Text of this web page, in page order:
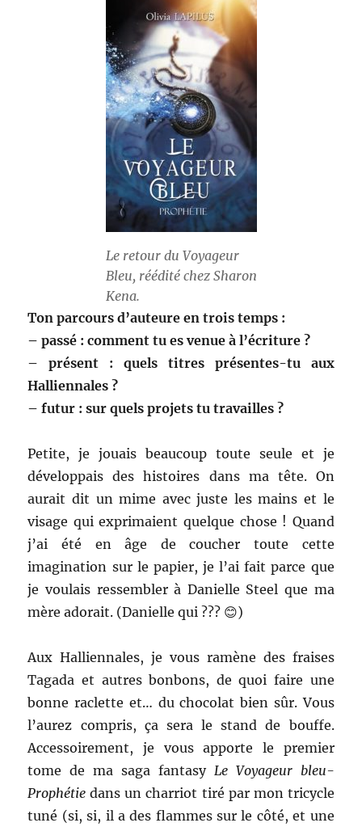
Le retour du Voyageur
Bleu, réédité chez Sharon
Kena.
Ton parcours d’auteure en trois temps :
– passé : comment tu es venue à l’écriture ?
– présent : quels titres présentes-tu aux
Halliennales ?
– futur : sur quels projets tu travailles ?
Petite, je jouais beaucoup toute seule et je
développais des histoires dans ma tête. On
aurait dit un mime avec juste les mains et le
visage qui exprimaient quelque chose ! Quand
j’ai été en âge de coucher toute cette
imagination sur le papier, je l’ai fait parce que
je voulais ressembler à Danielle Steel que ma
mère adorait. (Danielle qui ??? 😊)
Aux Halliennales, je vous ramène des fraises
Tagada et autres bonbons, de quoi faire une
bonne raclette et… du chocolat bien sûr. Vous
l’aurez compris, ça sera le stand de bouffe.
Accessoirement, je vous apporte le premier
tome de ma saga fantasy Le Voyageur bleu-
Prophétie dans un charriot tiré par mon tricycle
tuné (si, si, il a des flammes sur le côté, et une